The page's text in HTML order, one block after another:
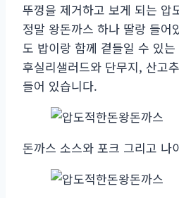
뚜껑을 제거하고 보게 되는 압
정말 왕돈까스 하나 딸랑 들어
도 밥이랑 함께 곁들일 수 있
후실리샐러드와 단무지, 산고
들어 있습니다.
돈까스 소스와 포크 그리고 나